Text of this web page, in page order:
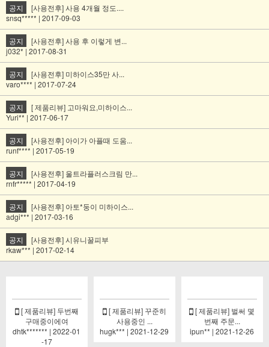
공지
[사용전후] 사용 4개월 정도....
snsq***** | 2017-09-03
공지
[사용전후] 사용 후 이렇게 변...
j032* | 2017-08-31
공지
[사용전후] 미하이스35만 사...
varo**** | 2017-07-24
공지
[ 제품리뷰] 고마워요,미하이스...
Yuri** | 2017-06-17
공지
[사용전후] 아이가 아플때 도움...
runf**** | 2017-05-19
공지
[사용전후] 울트라플러스크림 만...
rnfr***** | 2017-04-19
공지
[사용전후] 아토*둥이 미하이스...
adgi*** | 2017-03-16
공지
[사용전후] 시유니꿀피부
rkaw*** | 2017-02-14
[ 제품리뷰] 두번째
구매중이에여
dhtk******* | 2022-01
-17
[ 제품리뷰] 꾸준히
사용중인 ...
hugk*** | 2021-12-29
[ 제품리뷰] 벌써 몇
번째 주문...
ipun** | 2021-12-26